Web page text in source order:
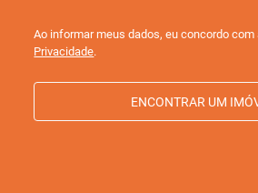
Ao informar meus dados, eu concordo com
Privacidade.
ENCONTRAR UM